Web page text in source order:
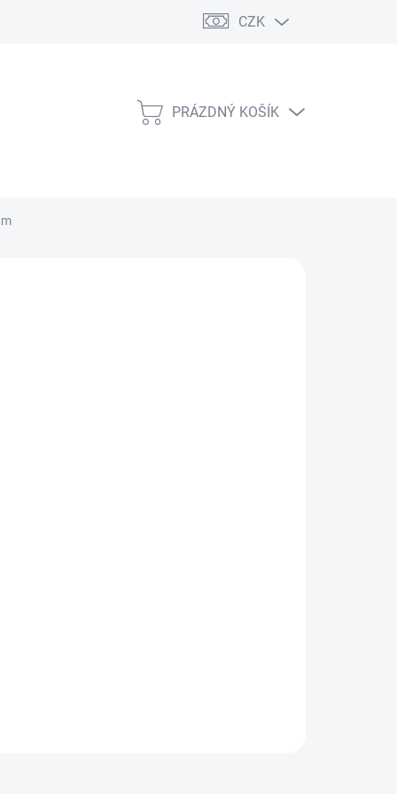
CZK
NÁKUPNÍ
PRÁZDNÝ KOŠÍK